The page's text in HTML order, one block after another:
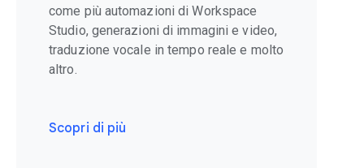
come più automazioni di Workspace
Studio, generazioni di immagini e video,
traduzione vocale in tempo reale e molto
altro.
Scopri di più